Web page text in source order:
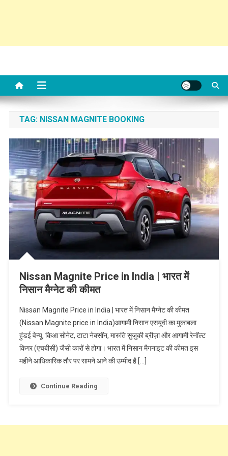
TAG: NISSAN MAGNITE BOOKING
Nissan Magnite Price in India | भारत में
निसान मैग्नेट की कीमत
Nissan Magnite Price in India | भारत में निसान मैग्नेट की कीमत
(Nissan Magnite price in India)आगामी निसान एसयूवी का मुकाबला
हुंडई वेन्यू, किआ सोनेट, टाटा नेक्सॉन, मारुति सुजुकी ब्रीज़ा और आगामी रेनॉल्ट
किगर (एचबीसी) जैसी कारों से होगा। भारत में निसान मैगनाइट की कीमत इस
महीने आधिकारिक तौर पर सामने आने की उम्मीद है […]
Continue Reading